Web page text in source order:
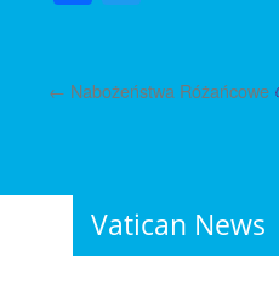
← Nabożeństwa Różańcowe
Vatican News